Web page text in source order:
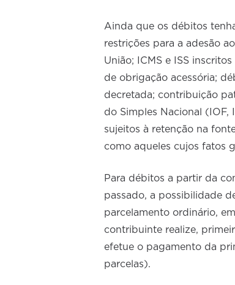
Ainda que os débitos
restrições para a adesão
União; ICMS e ISS
de obrigação acessória;
decretada; contribuição
do Simples Nacional (IOF,
sujeitos à retenção na
como aqueles cujos fatos
Para débitos a partir da
passado, a possibilidade
parcelamento ordinário,
contribuinte realize,
efetue o pagamento da
parcelas).